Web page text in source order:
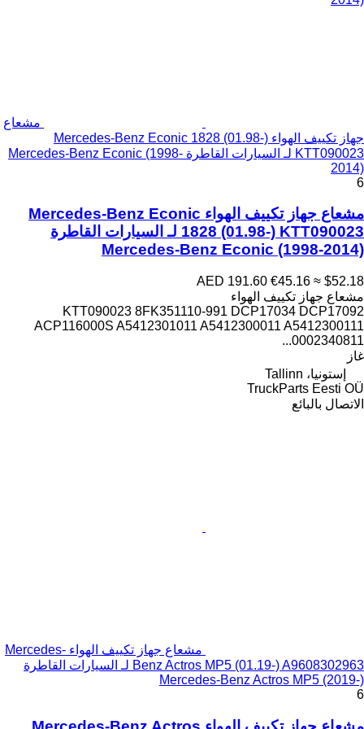
مشعاع
جهاز تكييف الهواء Mercedes-Benz Econic 1828 (01.98-)
KTT090023 لـ السيارات القاطرة Mercedes-Benz Econic (1998-
2014)
6
مشعاع جهاز تكييف الهواء Mercedes-Benz Econic
1828 (01.98-) KTT090023 لـ السيارات القاطرة
Mercedes-Benz Econic (1998-2014)
AED 191.60 €45.16 ≈ $52.18
مشعاع جهاز تكييف الهواء
KTT090023 8FK351110-991 DCP17034 DCP17092
ACP116000S A5412301011 A5412300011 A5412300111
0002340811...
غاز
إستونيا، Tallinn
TruckParts Eesti OÜ
الاتصال بالبائع
مشعاع جهاز تكييف الهواء Mercedes-
Benz Actros MP5 (01.19-) A9608302963 لـ السيارات القاطرة
Mercedes-Benz Actros MP5 (2019-)
6